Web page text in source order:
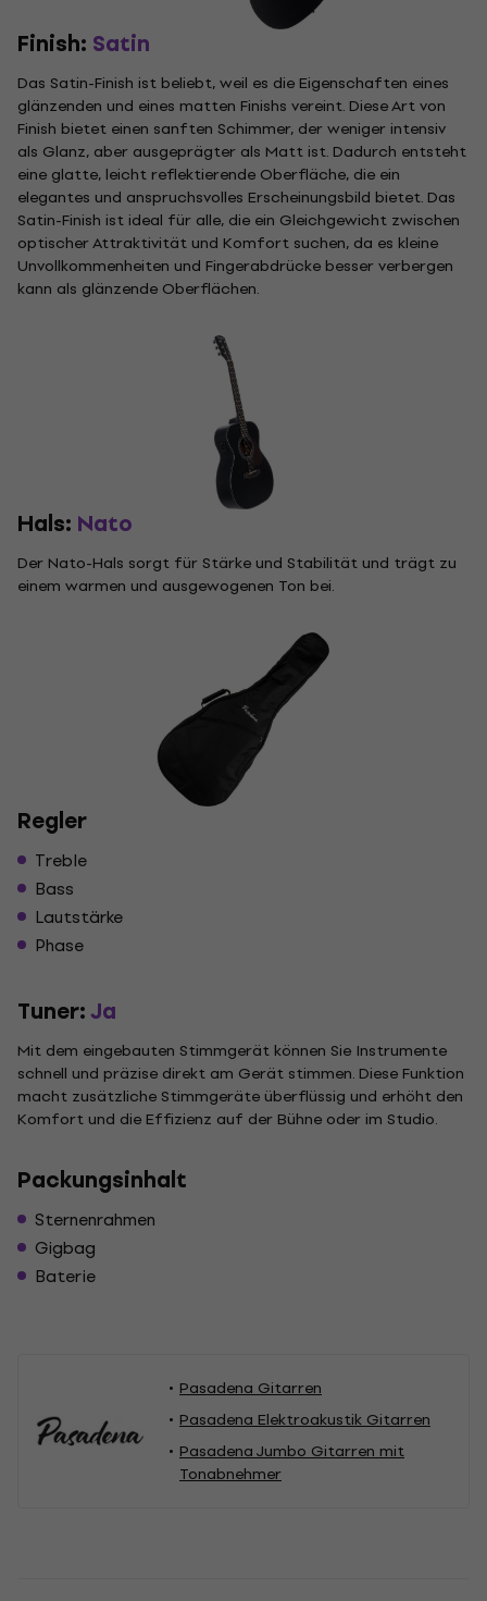
Finish: Satin
Das Satin-Finish ist beliebt, weil es die Eigenschaften eines
glänzenden und eines matten Finishs vereint. Diese Art von
Finish bietet einen sanften Schimmer, der weniger intensiv
als Glanz, aber ausgeprägter als Matt ist. Dadurch entsteht
eine glatte, leicht reflektierende Oberfläche, die ein
elegantes und anspruchsvolles Erscheinungsbild bietet. Das
Satin-Finish ist ideal für alle, die ein Gleichgewicht zwischen
optischer Attraktivität und Komfort suchen, da es kleine
Unvollkommenheiten und Fingerabdrücke besser verbergen
kann als glänzende Oberflächen.
Hals: Nato
Der Nato-Hals sorgt für Stärke und Stabilität und trägt zu
einem warmen und ausgewogenen Ton bei.
Regler
Treble
Bass
Lautstärke
Phase
Tuner:Ja
Mit dem eingebauten Stimmgerät können Sie Instrumente
schnell und präzise direkt am Gerät stimmen. Diese Funktion
macht zusätzliche Stimmgeräte überflüssig und erhöht den
Komfort und die Effizienz auf der Bühne oder im Studio.
Packungsinhalt
Sternenrahmen
Gigbag
Baterie
Pasadena Gitarren
Pasadena Elektroakustik Gitarren
Pasadena Jumbo Gitarren mit
Tonabnehmer